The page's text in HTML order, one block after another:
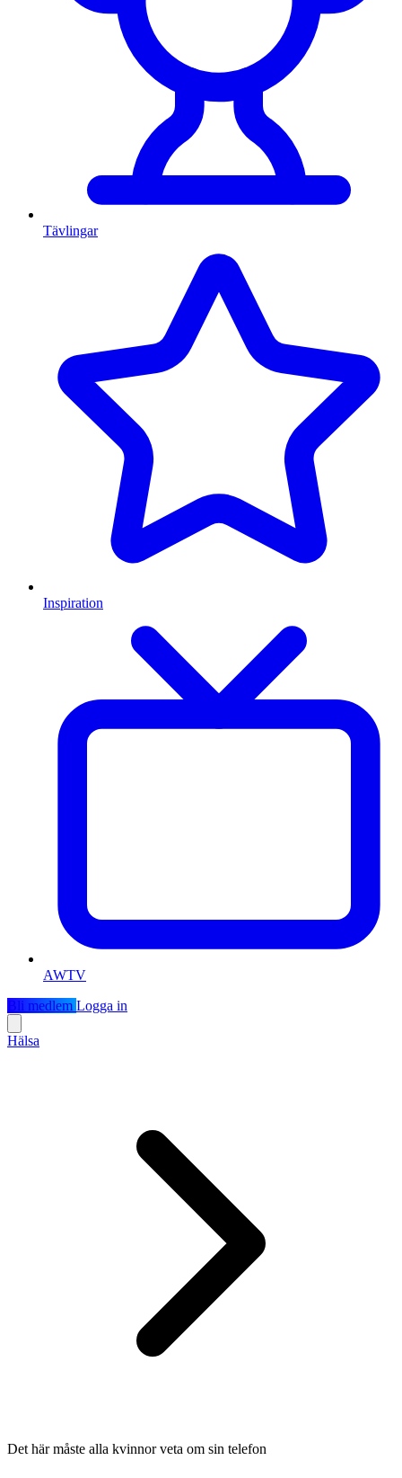
Tävlingar
Inspiration
AWTV
Bli medlem Logga in
Hälsa
Det här måste alla kvinnor veta om sin telefon